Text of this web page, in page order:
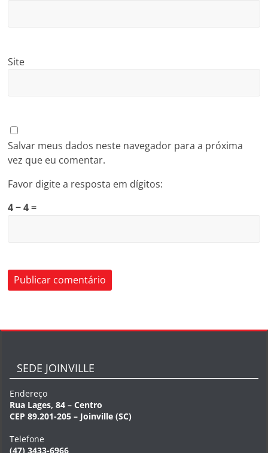
Site
Salvar meus dados neste navegador para a próxima
vez que eu comentar.
Favor digite a resposta em dígitos:
4 − 4 =
SEDE JOINVILLE
Endereço
Rua Lages, 84 – Centro
CEP 89.201-205 – Joinville (SC)
Telefone
(47) 3433-6966